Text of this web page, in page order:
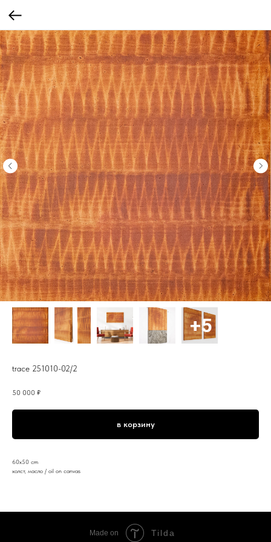
trace 251010-02/2
50 000 ₽
в корзину
60x50 cm
холст, масло / oil on canvas
Made on Tilda